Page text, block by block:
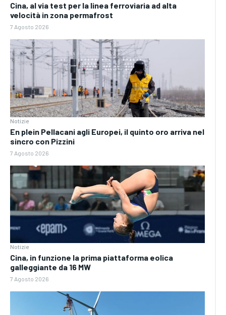
Cina, al via test per la linea ferroviaria ad alta
velocità in zona permafrost
7 Agosto 2026
Notizie
En plein Pellacani agli Europei, il quinto oro arriva nel
sincro con Pizzini
7 Agosto 2026
Notizie
Cina, in funzione la prima piattaforma eolica
galleggiante da 16 MW
7 Agosto 2026